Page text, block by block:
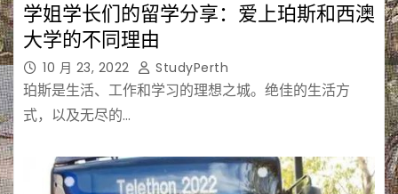
学姐学长们的留学分享：爱上珀斯和西澳
大学的不同理由
10 月 23, 2022 StudyPerth
珀斯是生活、工作和学习的理想之城。绝佳的生活方
式，以及无尽的…